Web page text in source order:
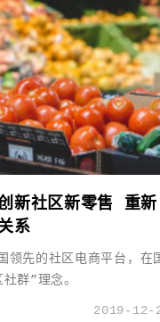
新社区新零售 重新
系
领先的社区电商平台，在
群”理念。
2019-12-